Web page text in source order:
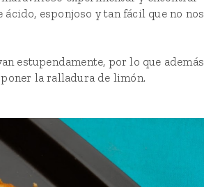
esponjoso y tan fácil que no nos
estupendamente, por lo que además
la ralladura de limón.